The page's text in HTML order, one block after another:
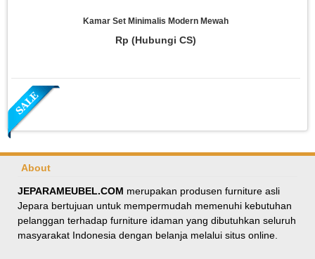
Kamar Set Minimalis Modern Mewah
Rp (Hubungi CS)
Meja Makan Oval Minimalis Kursi Silang
Rp 8.100.0009.000.000
About
JEPARAMEUBEL.COM merupakan produsen furniture asli
Jepara bertujuan untuk mempermudah memenuhi kebutuhan
pelanggan terhadap furniture idaman yang dibutuhkan seluruh
masyarakat Indonesia dengan belanja melalui situs online.